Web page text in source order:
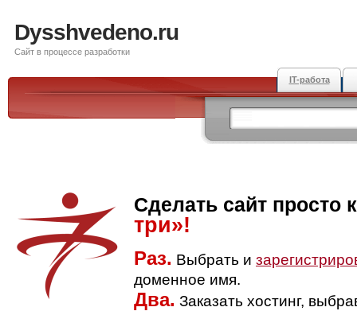
Dysshvedeno.ru
Сайт в процессе разработки
IT-работа
Сделать сайт просто
три»!
Раз. Выбрать и
доменное имя.
Два. Заказать хостинг,